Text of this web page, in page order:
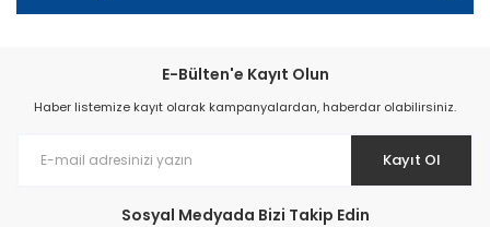
E-Bülten'e Kayıt Olun
Haber listemize kayıt olarak kampanyalardan, haberdar olabilirsiniz.
Kayıt Ol
Sosyal Medyada Bizi Takip Edin